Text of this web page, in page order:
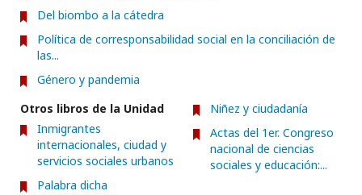
Del biombo a la cátedra
Política de corresponsabilidad social en la conciliación de
las...
Género y pandemia
Otros libros de la Unidad
Inmigrantes
internacionales, ciudad y
servicios sociales urbanos
Palabra dicha
Niñez y ciudadanía
Actas del 1er. Congreso
nacional de ciencias
sociales y educación:...